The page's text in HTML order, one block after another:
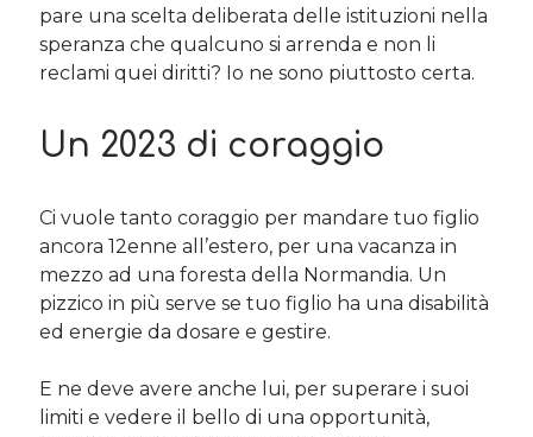
pare una scelta deliberata delle istituzioni nella
speranza che qualcuno si arrenda e non li
reclami quei diritti? Io ne sono piuttosto certa.
Un 2023 di coraggio
Ci vuole tanto coraggio per mandare tuo figlio
ancora 12enne all’estero, per una vacanza in
mezzo ad una foresta della Normandia. Un
pizzico in più serve se tuo figlio ha una disabilità
ed energie da dosare e gestire.
E ne deve avere anche lui, per superare i suoi
limiti e vedere il bello di una opportunità,